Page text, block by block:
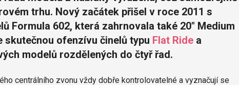
trhu. Nový začátek přišel v roce 2011 s
Formula 602, která zahrnovala také 20" Medium
skutečnou ofenzívu činelů typu Flat Ridea
modelů rozdělených do čtyř řad.
centrálního zvonu vždy dobře kontrolovatelné a vyznačují se